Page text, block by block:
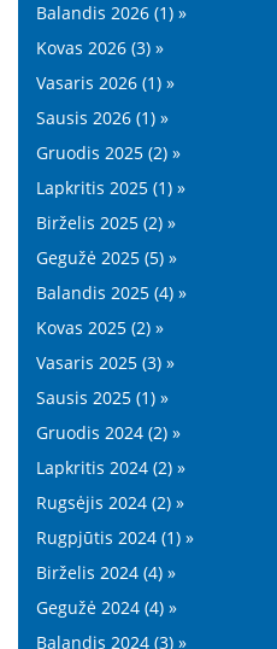
Balandis 2026 (1) »
Kovas 2026 (3) »
Vasaris 2026 (1) »
Sausis 2026 (1) »
Gruodis 2025 (2) »
Lapkritis 2025 (1) »
Birželis 2025 (2) »
Gegužė 2025 (5) »
Balandis 2025 (4) »
Kovas 2025 (2) »
Vasaris 2025 (3) »
Sausis 2025 (1) »
Gruodis 2024 (2) »
Lapkritis 2024 (2) »
Rugsėjis 2024 (2) »
Rugpjūtis 2024 (1) »
Birželis 2024 (4) »
Gegužė 2024 (4) »
Balandis 2024 (3) »